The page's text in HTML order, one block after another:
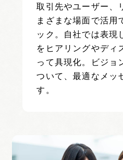
取引先やユーザー、
まざまな場面で活用
ック。
自社では表現
をヒアリングやディ
って具現化。
ビジョ
ついて、最適なメッ
す。